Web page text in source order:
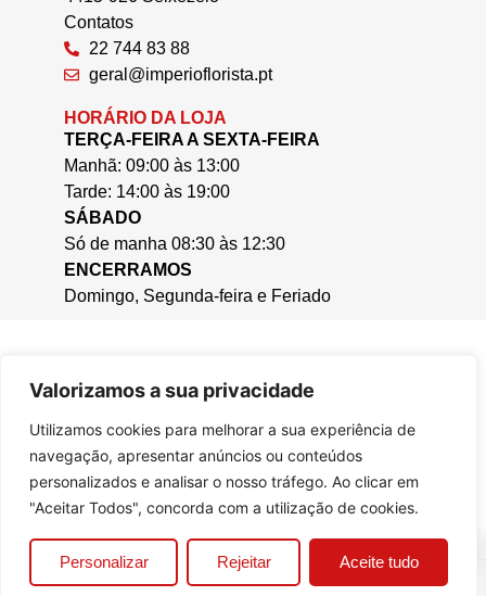
Valorizamos a sua privacidade
Utilizamos cookies para melhorar a sua experiência de
navegação, apresentar anúncios ou conteúdos
personalizados e analisar o nosso tráfego. Ao clicar em
"Aceitar Todos", concorda com a utilização de cookies.
Personalizar Rejeitar Aceite tudo
Contatos
22 744 83 88
geral@imperioflorista.pt
HORÁRIO DA LOJA
TERÇA-FEIRA A SEXTA-FEIRA
Manhã: 09:00 às 13:00
Tarde: 14:00 às 19:00
SÁBADO
Só de manha 08:30 às 12:30
ENCERRAMOS
Domingo, Segunda-feira e Feriado
© 2025, Casa da Cera.